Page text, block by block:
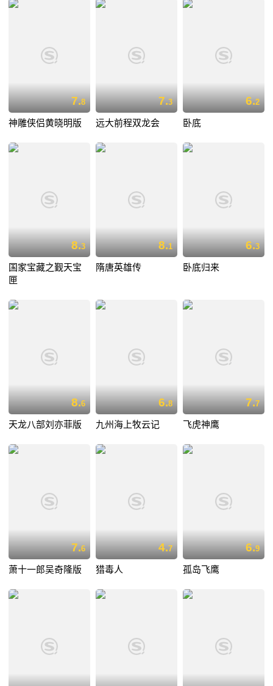
7.8
神雕侠侣黄晓明版
7.3
远大前程双龙会
6.2
卧底
8.3
国家宝藏之觐天宝
匣
8.1
隋唐英雄传
6.3
卧底归来
8.6
天龙八部刘亦菲版
6.8
九州海上牧云记
7.7
飞虎神鹰
7.6
萧十一郎吴奇隆版
4.7
猎毒人
6.9
孤岛飞鹰